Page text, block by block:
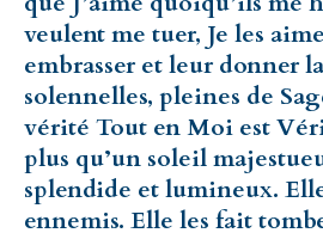
veulent me tuer, Je les
embrasser et leur donner
solennelles, pleines de
vérité Tout en Moi est
plus qu’un soleil
splendide et lumineux.
ennemis. Elle les fait